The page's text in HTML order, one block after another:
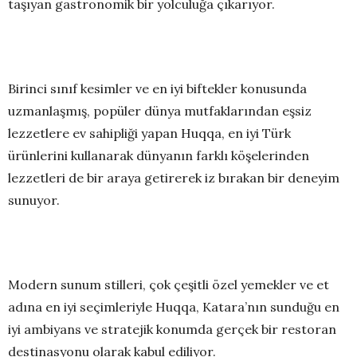
taşıyan gastronomik bir yolculuğa çıkarıyor.
Birinci sınıf kesimler ve en iyi biftekler konusunda
uzmanlaşmış, popüler dünya mutfaklarından eşsiz
lezzetlere ev sahipliği yapan Huqqa, en iyi Türk
ürünlerini kullanarak dünyanın farklı köşelerinden
lezzetleri de bir araya getirerek iz bırakan bir deneyim
sunuyor.
Modern sunum stilleri, çok çeşitli özel yemekler ve et
adına en iyi seçimleriyle Huqqa, Katara’nın sunduğu en
iyi ambiyans ve stratejik konumda gerçek bir restoran
destinasyonu olarak kabul ediliyor.